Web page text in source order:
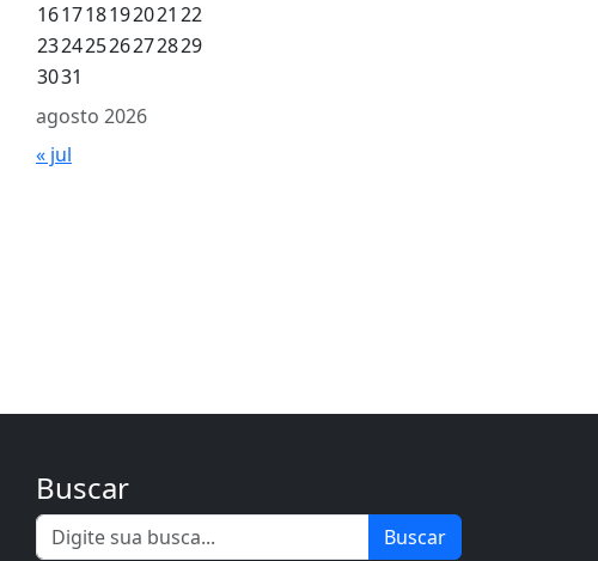
agosto 2026
161718192021 22
23242526272829
3031
« jul
Buscar
Buscar